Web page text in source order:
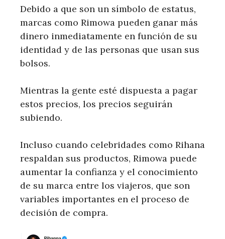
Debido a que son un símbolo de estatus,
marcas como Rimowa pueden ganar más
dinero inmediatamente en función de su
identidad y de las personas que usan sus
bolsos.
Mientras la gente esté dispuesta a pagar
estos precios, los precios seguirán
subiendo.
Incluso cuando celebridades como Rihana
respaldan sus productos, Rimowa puede
aumentar la confianza y el conocimiento
de su marca entre los viajeros, que son
variables importantes en el proceso de
decisión de compra.